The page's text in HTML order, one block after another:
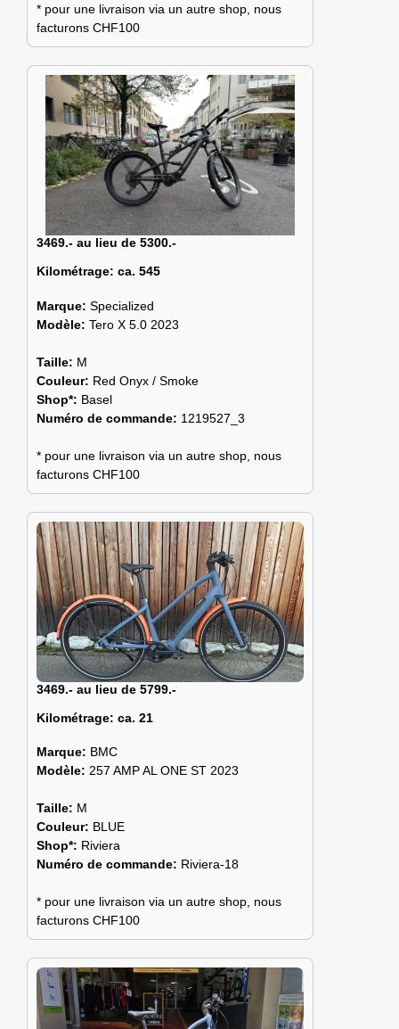
* pour une livraison via un autre shop, nous
facturons CHF100
3469.- au lieu de 5300.-
Kilométrage: ca. 545
Marque: Specialized
Modèle: Tero X 5.0 2023
Taille: M
Couleur: Red Onyx / Smoke
Shop*: Basel
Numéro de commande: 1219527_3
* pour une livraison via un autre shop, nous
facturons CHF100
3469.- au lieu de 5799.-
Kilométrage: ca. 21
Marque: BMC
Modèle: 257 AMP AL ONE ST 2023
Taille: M
Couleur: BLUE
Shop*: Riviera
Numéro de commande: Riviera-18
* pour une livraison via un autre shop, nous
facturons CHF100